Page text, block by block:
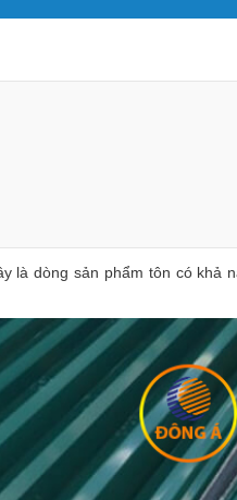
dòng sản phẩm tôn có khả